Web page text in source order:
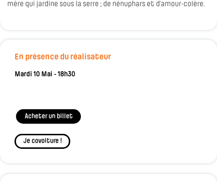
mère qui jardine sous la serre ; de nénuphars et d’amour-colère.
En présence du réalisateur
Mardi 10 Mai - 18h30
Acheter un billet
Je covoiture !